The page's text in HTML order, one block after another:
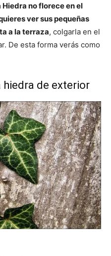
no florece en el
ver sus pequeñas
a la terraza, colgarla en el
De esta forma verás como
de exterior